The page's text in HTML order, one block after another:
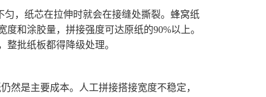
，纸芯在拉伸时就会在接缝处撕裂。蜂窝纸
和涂胶量，拼接强度可达原纸的90%以上。
批纸板都得降级处理。
然是主要成本。人工拼接搭接宽度不稳定，